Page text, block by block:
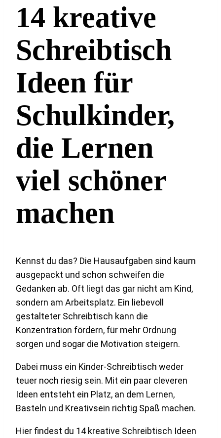
14 kreative
Schreibtisch
Ideen für
Schulkinder,
die Lernen
viel schöner
machen
Kennst du das? Die Hausaufgaben sind kaum
ausgepackt und schon schweifen die
Gedanken ab. Oft liegt das gar nicht am Kind,
sondern am Arbeitsplatz. Ein liebevoll
gestalteter Schreibtisch kann die
Konzentration fördern, für mehr Ordnung
sorgen und sogar die Motivation steigern.
Dabei muss ein Kinder-Schreibtisch weder
teuer noch riesig sein. Mit ein paar cleveren
Ideen entsteht ein Platz, an dem Lernen,
Basteln und Kreativsein richtig Spaß machen.
Hier findest du 14 kreative Schreibtisch Ideen